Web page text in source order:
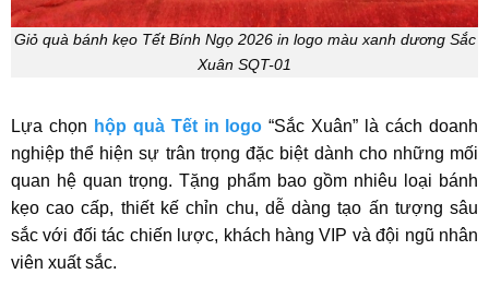
Giỏ quà bánh kẹo Tết Bính Ngọ 2026 in logo màu xanh dương Sắc
Xuân SQT-01
Lựa chọn hộp quà Tết in logo “Sắc Xuân” là cách doanh
nghiệp thể hiện sự trân trọng đặc biệt dành cho những mối
quan hệ quan trọng. Tặng phẩm bao gồm nhiêu loại bánh
kẹo cao cấp, thiết kế chỉn chu, dễ dàng tạo ấn tượng sâu
sắc với đối tác chiến lược, khách hàng VIP và đội ngũ nhân
viên xuất sắc.